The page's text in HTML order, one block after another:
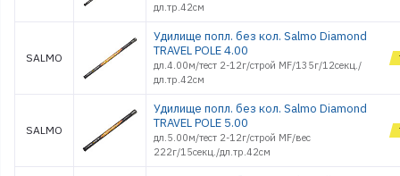
дл.тр.42см
SALMO
Удилище попл. без кол. Salmo Diamond
TRAVEL POLE 4.00
дл.4.00м/тест 2-12г/строй MF/135г/12секц./
дл.тр.42см
SALMO
Удилище попл. без кол. Salmo Diamond
TRAVEL POLE 5.00
дл.5.00м/тест 2-12г/строй MF/вес
222г/15секц./дл.тр.42см